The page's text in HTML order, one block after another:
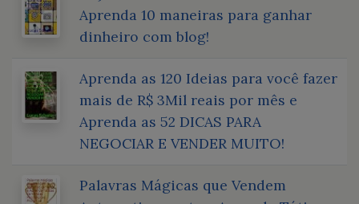
Aprenda 10 maneiras para ganhar
dinheiro com blog!
Aprenda as 120 Ideias para você fazer
mais de R$ 3Mil reais por mês e
Aprenda as 52 DICAS PARA
NEGOCIAR E VENDER MUITO!
Palavras Mágicas que Vendem